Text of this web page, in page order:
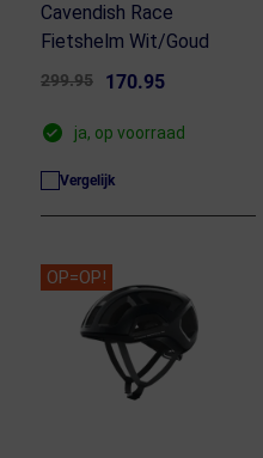
Cavendish Race
Fietshelm Wit/Goud
299.95 170.95
ja, op voorraad
Vergelijk
OP=OP!